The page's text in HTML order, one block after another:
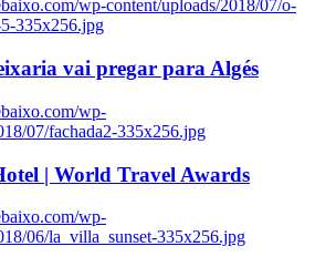
wp-content/uploads/2018/07/o-
335x256.jpg
vai pregar para Algés
wp-
07/fachada2-335x256.jpg
| World Travel Awards
wp-
06/la_villa_sunset-335x256.jpg